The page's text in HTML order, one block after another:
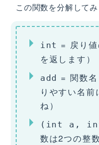
この関数を分解してみ
int = 戻り
を返します）
add
= 関数
りやすい名
ね）
(int a,
数は2つの整